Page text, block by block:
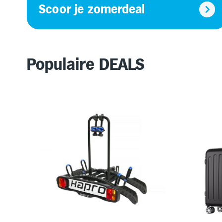
Scoor je zomerdeal
Populaire DEALS